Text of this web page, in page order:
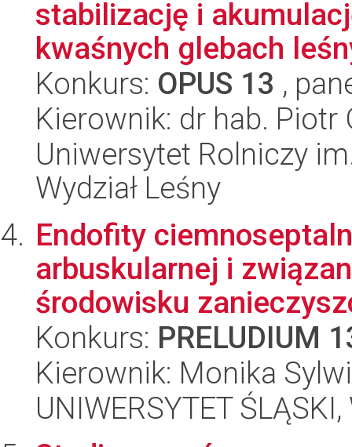
stabilizację i
kwaśnych glebach
Konkurs: OPUS 13 ,
Kierownik: dr hab. Piotr
Uniwersytet Rolniczy
Wydział Leśny
Endofity
arbuskularnej i
środowisku
Konkurs: PRELUDIUM
Kierownik: Monika
UNIWERSYTET